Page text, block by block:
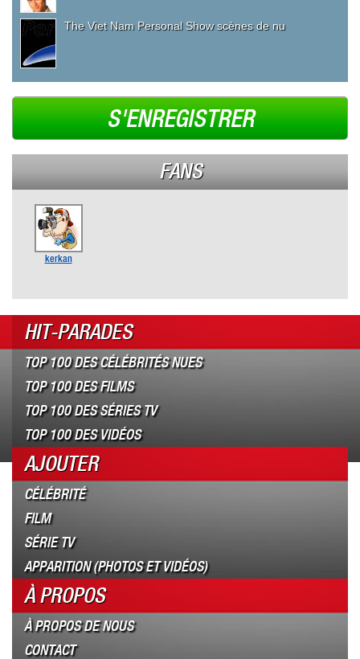
The Viet Nam Personal Show scènes de nu
S'ENREGISTRER
FANS
kerkan
HIT-PARADES
TOP 100 DES CÉLÉBRITÉS NUES
TOP 100 DES FILMS
TOP 100 DES SÉRIES TV
TOP 100 DES VIDÉOS
AJOUTER
CÉLÉBRITÉ
FILM
SÉRIE TV
APPARITION (PHOTOS ET VIDÉOS)
À PROPOS
À PROPOS DE NOUS
CONTACT